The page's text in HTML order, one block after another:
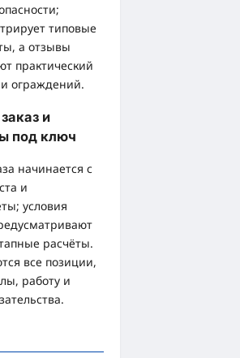
типовые
а отзывы
практический
ограждений.
и
под ключ
начинается с
и
условия
расчёты.
все позиции,
работу и